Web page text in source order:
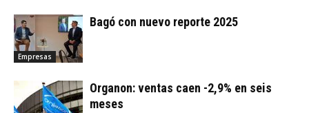
Empresas
Bagó con nuevo reporte 2025
Organon: ventas caen -2,9% en seis
meses